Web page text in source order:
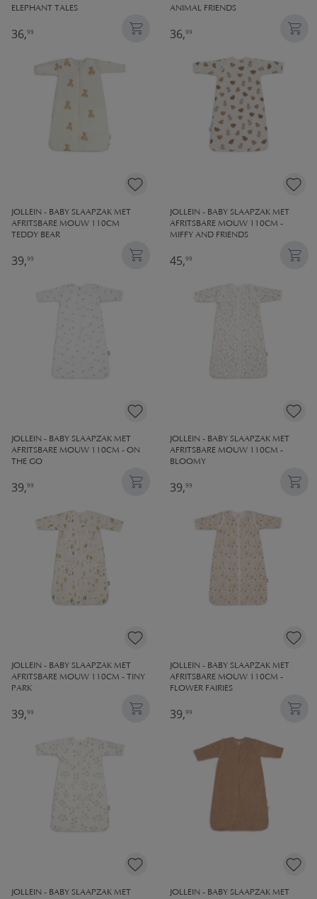
ELEPHANT TALES
36,99
ANIMAL FRIENDS
36,99
JOLLEIN - BABY SLAAPZAK MET
AFRITSBARE MOUW 110CM
TEDDY BEAR
39,99
JOLLEIN - BABY SLAAPZAK MET
AFRITSBARE MOUW 110CM -
MIFFY AND FRIENDS
45,99
JOLLEIN - BABY SLAAPZAK MET
AFRITSBARE MOUW 110CM - ON
THE GO
39,99
JOLLEIN - BABY SLAAPZAK MET
AFRITSBARE MOUW 110CM -
BLOOMY
39,99
JOLLEIN - BABY SLAAPZAK MET
AFRITSBARE MOUW 110CM - TINY
PARK
39,99
JOLLEIN - BABY SLAAPZAK MET
AFRITSBARE MOUW 110CM -
FLOWER FAIRIES
39,99
JOLLEIN - BABY SLAAPZAK MET
JOLLEIN - BABY SLAAPZAK MET